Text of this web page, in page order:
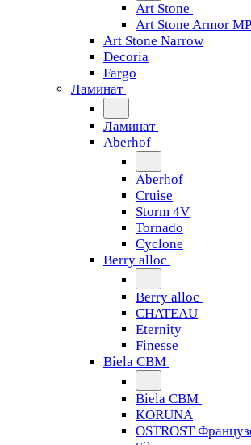
Art Stone
Art Stone Armor
Art Stone Narrow
Decoria
Fargo
Ламинат
Ламинат
Aberhof
Aberhof
Cruise
Storm 4V
Tornado
Сyclone
Berry alloc
Berry alloc
CHATEAU
Eternity
Finesse
Biela CBM
Biela CBM
KORUNA
OSTROST